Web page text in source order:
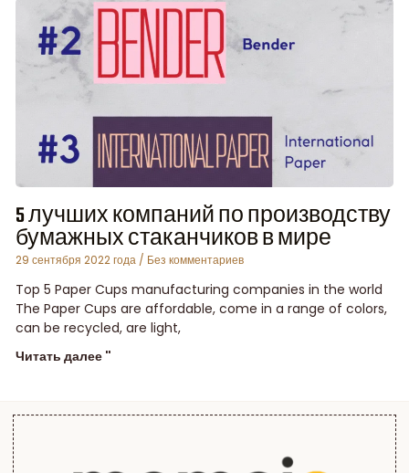
5 лучших компаний по производству
бумажных стаканчиков в мире
29 сентября 2022 года Без комментариев
Top 5 Paper Cups manufacturing companies in the world
The Paper Cups are affordable, come in a range of colors,
can be recycled, are light,
Читать далее "